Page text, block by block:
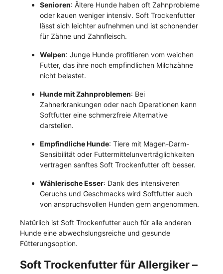
Senioren: Ältere Hunde haben oft Zahnprobleme
oder kauen weniger intensiv. Soft Trockenfutter
lässt sich leichter aufnehmen und ist schonender
für Zähne und Zahnfleisch.
Welpen: Junge Hunde profitieren vom weichen
Futter, das ihre noch empfindlichen Milchzähne
nicht belastet.
Hunde mit Zahnproblemen: Bei
Zahnerkrankungen oder nach Operationen kann
Softfutter eine schmerzfreie Alternative
darstellen.
Empfindliche Hunde: Tiere mit Magen-Darm-
Sensibilität oder Futtermittelunverträglichkeiten
vertragen sanftes Soft Trockenfutter oft besser.
Wählerische Esser: Dank des intensiveren
Geruchs und Geschmacks wird Softfutter auch
von anspruchsvollen Hunden gern angenommen.
Natürlich ist Soft Trockenfutter auch für alle anderen
Hunde eine abwechslungsreiche und gesunde
Fütterungsoption.
Soft Trockenfutter für Allergiker –